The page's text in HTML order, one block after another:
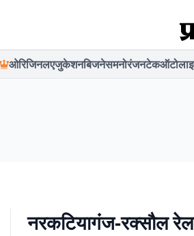
ओरिजिनलएजुकेशनबिजनेसमनोरंजनटेकऑटो
नरकटियागंज-रक्सौल